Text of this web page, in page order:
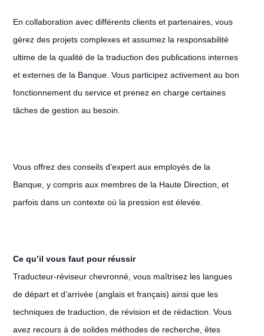
En collaboration avec différents clients et partenaires, vous
gérez des projets complexes et assumez la responsabilité
ultime de la qualité de la traduction des publications internes
et externes de la Banque. Vous participez activement au bon
fonctionnement du service et prenez en charge certaines
tâches de gestion au besoin.
Vous offrez des conseils d’expert aux employés de la
Banque, y compris aux membres de la Haute Direction, et
parfois dans un contexte où la pression est élevée.
Ce qu’il vous faut pour réussir
Traducteur-réviseur chevronné, vous maîtrisez les langues
de départ et d’arrivée (anglais et français) ainsi que les
techniques de traduction, de révision et de rédaction. Vous
avez recours à de solides méthodes de recherche, êtes